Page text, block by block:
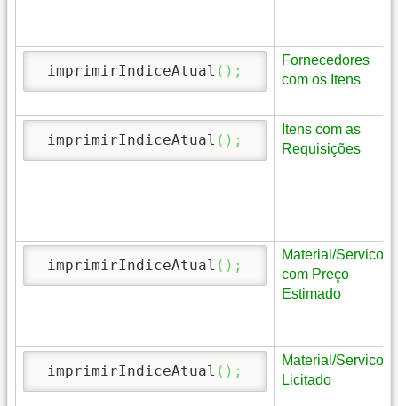
imprimirIndiceAtual ( ) ;
Fornecedores
com os Itens
imprimirIndiceAtual ( ) ;
Itens com as
Requisições
imprimirIndiceAtual ( ) ;
Material/Servico
com Preço
Estimado
imprimirIndiceAtual ( ) ;
Material/Servico
Licitado